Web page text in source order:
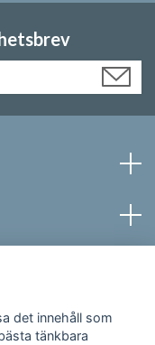
det innehåll som
tänkbara